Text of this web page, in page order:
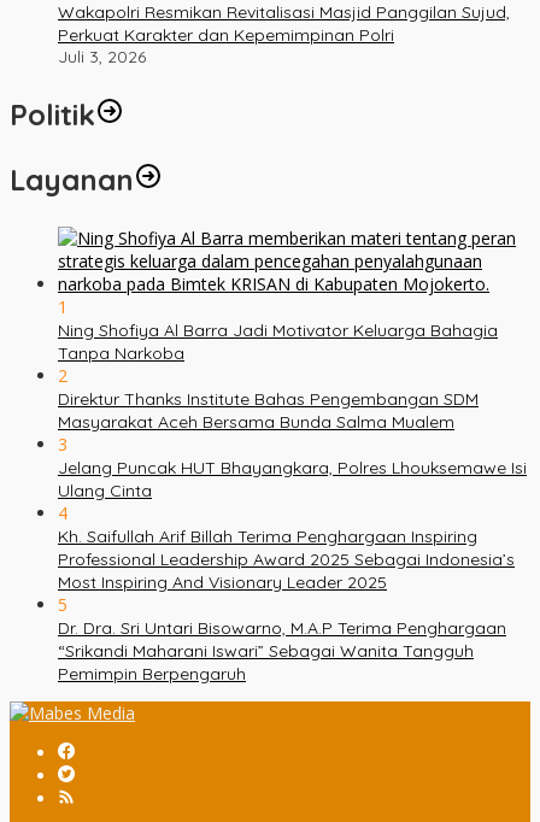
Wakapolri Resmikan Revitalisasi Masjid Panggilan Sujud,
Perkuat Karakter dan Kepemimpinan Polri
Juli 3, 2026
Politik
Layanan
1
Ning Shofiya Al Barra Jadi Motivator Keluarga Bahagia
Tanpa Narkoba
2
Direktur Thanks Institute Bahas Pengembangan SDM
Masyarakat Aceh Bersama Bunda Salma Mualem
3
Jelang Puncak HUT Bhayangkara, Polres Lhouksemawe Isi
Ulang Cinta
4
Kh. Saifullah Arif Billah Terima Penghargaan Inspiring
Professional Leadership Award 2025 Sebagai Indonesia’s
Most Inspiring And Visionary Leader 2025
5
Dr. Dra. Sri Untari Bisowarno, M.A.P Terima Penghargaan
“Srikandi Maharani Iswari” Sebagai Wanita Tangguh
Pemimpin Berpengaruh